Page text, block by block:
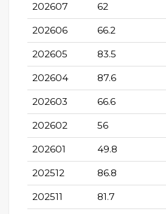
202607 62
202606 66.2
202605 83.5
202604 87.6
202603 66.6
202602 56
202601 49.8
202512 86.8
202511 81.7